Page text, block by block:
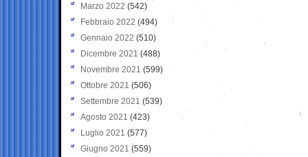
Marzo 2022 (542)
Febbraio 2022 (494)
Gennaio 2022 (510)
Dicembre 2021 (488)
Novembre 2021 (599)
Ottobre 2021 (506)
Settembre 2021 (539)
Agosto 2021 (423)
Luglio 2021 (577)
Giugno 2021(559)